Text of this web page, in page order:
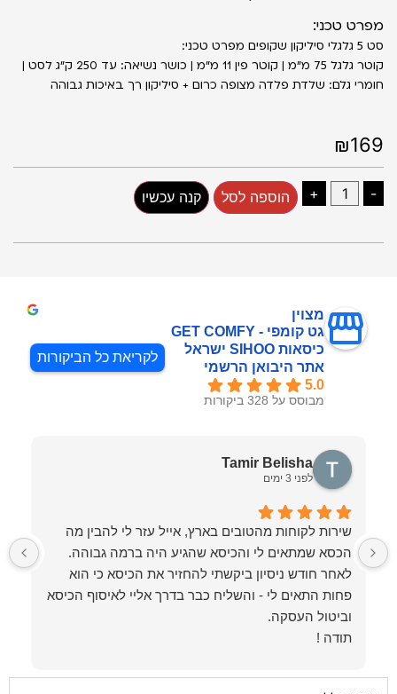
מפרט טכני:
סט 5 גלגלי סיליקון שקופים מפרט טכני:
קוטר גלגל 75 מ״מ | קוטר פין 11 מ״מ | כושר נשיאה: עד 250 ק״ג לסט |
חומרי גלם: שלדת פלדה מצופה כרום + סיליקון רך באיכות גבוהה
₪169
-
+ הוספה לסל קנה עכשיו
מצוין
גט קומפי - GET COMFY
כיסאות SIHOO ישראל
אתר היבואן הרשמי
5.0
מבוסס על 328 ביקורות
לקריאת כל הביקורות
Tamir Belisha
לפני 3 ימים
שירות לקוחות מהטובים בארץ, אייל עזר לי להבין מה
לאחר חודש ניסיון ביקשתי להחזיר את הכיסא כי הוא
פחות התאים לי - והשליח כבר בדרך אליי לאיסוף הכיסא
תודה !